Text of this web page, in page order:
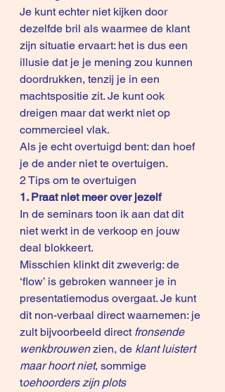
Je kunt echter niet kijken door
dezelfde bril als waarmee de klant
zijn situatie ervaart: het is dus een
illusie dat je je mening zou kunnen
doordrukken, tenzij je in een
machtspositie zit. Je kunt ook
dreigen maar dat werkt niet op
commercieel vlak.
Als je echt overtuigd bent: dan hoef
je de ander niet te overtuigen.
2 Tips om te overtuigen
1. Praat niet meer over jezelf
In de seminars toon ik aan dat dit
niet werkt in de verkoop en jouw
deal blokkeert.
Misschien klinkt dit zweverig: de
‘flow’ is gebroken wanneer je in
presentatiemodus overgaat. Je kunt
dit non-verbaal direct waarnemen: je
zult bijvoorbeeld direct fronsende
wenkbrouwen zien, de klant luistert
maar hoort niet, sommige
toehoorders zijn plots